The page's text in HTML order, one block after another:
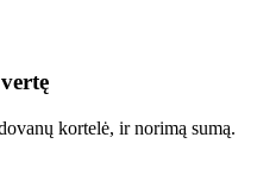
kortelė, ir norimą sumą.